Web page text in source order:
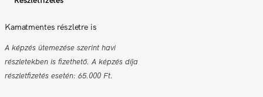
Kamatmentes részletre is
A képzés ütemezése szerint havi
részletekben is fizethető. A képzés díja
részletfizetés esetén: 65.000 Ft.